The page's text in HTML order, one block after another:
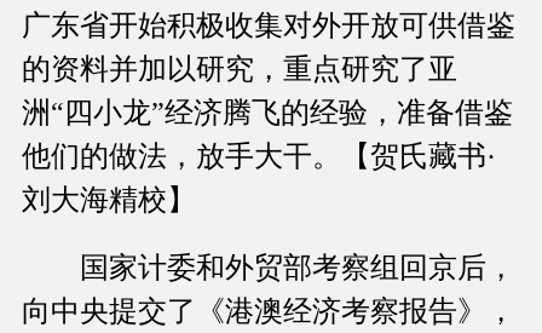
广东省开始积极收集对外开放可供借鉴
的资料并加以研究，重点研究了亚
洲“四小龙”经济腾飞的经验，准备借鉴
他们的做法，放手大干。【贺氏藏书·
刘大海精校】
国家计委和外贸部考察组回京后，
向中央提交了《港澳经济考察报告》，